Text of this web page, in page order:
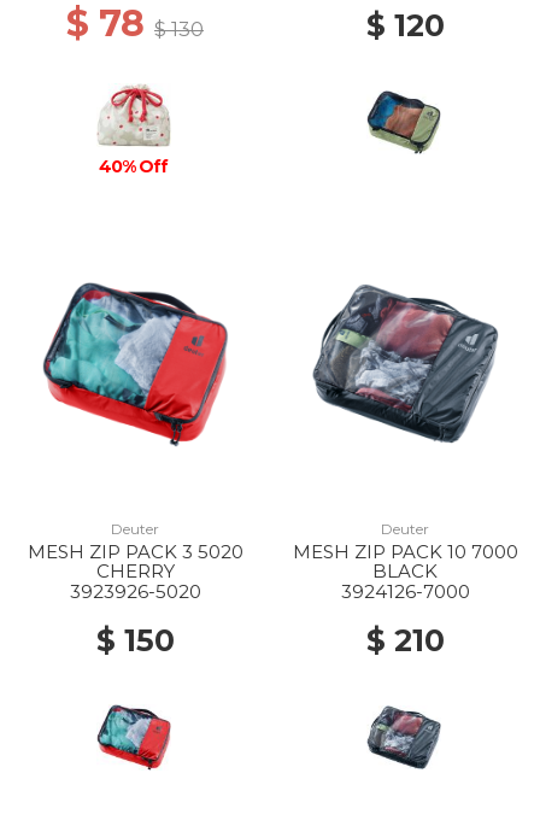
$ 78 $ 130
40% Off
$ 120
Deuter
MESH ZIP PACK 3 5020
CHERRY
3923926-5020
$ 150
Deuter
MESH ZIP PACK 10 7000
BLACK
3924126-7000
$ 210